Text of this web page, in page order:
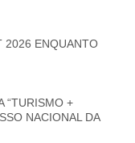
2026 ENQUANTO
“TURISMO +
NACIONAL DA